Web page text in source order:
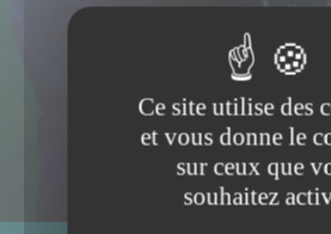
Ce site utilise des
et vous donne le
sur ceux que
souhaitez